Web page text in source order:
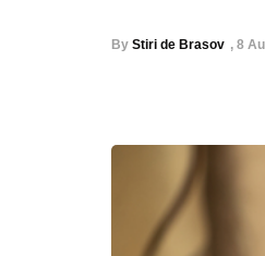
By Stiri de Brasov , 8